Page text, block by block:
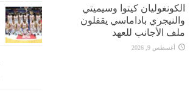
الكونغوليان كيتوا وسيميتي
والنيجري باداماسي يقفلون
ملف الأجانب للعهد
أغسطس 9, 2026